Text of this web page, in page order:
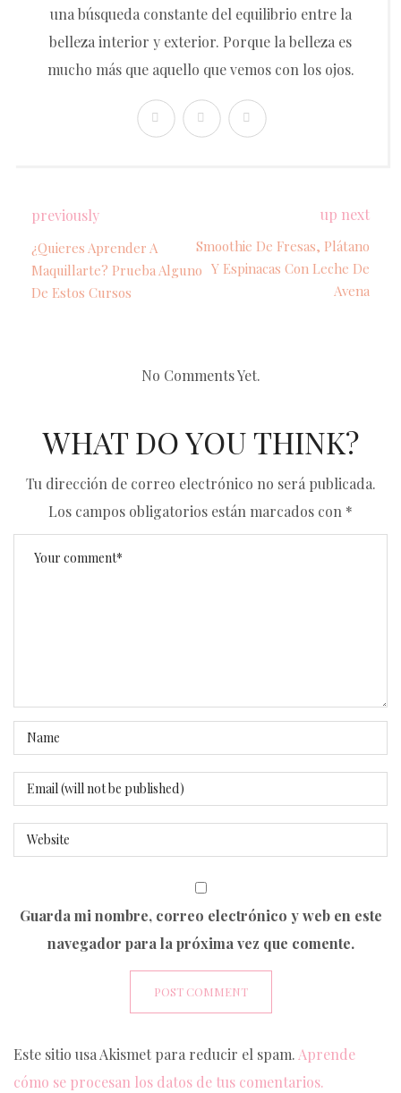
una búsqueda constante del equilibrio entre la
belleza interior y exterior. Porque la belleza es
mucho más que aquello que vemos con los ojos.
previously
¿Quieres Aprender A
Maquillarte? Prueba Alguno
De Estos Cursos
up next
Smoothie De Fresas, Plátano
Y Espinacas Con Leche De
Avena
No Comments Yet.
WHAT DO YOU THINK?
Tu dirección de correo electrónico no será publicada.
Los campos obligatorios están marcados con *
Guarda mi nombre, correo electrónico y web en este
navegador para la próxima vez que comente.
Este sitio usa Akismet para reducir el spam.Aprende
cómo se procesan los datos de tus comentarios.